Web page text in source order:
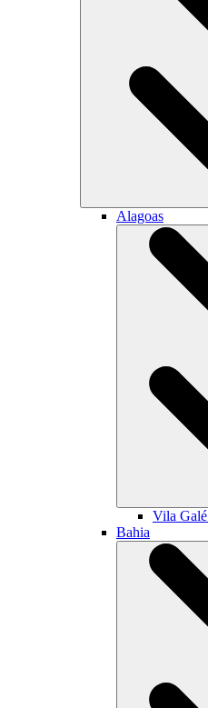
Alagoas
Vila Galé
Bahia